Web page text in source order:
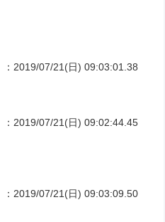
：2019/07/21(日) 09:03:01.38
：2019/07/21(日) 09:02:44.45
：2019/07/21(日) 09:03:09.50